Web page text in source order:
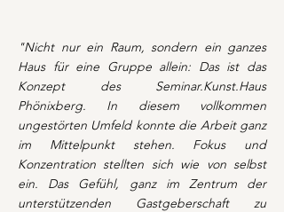
"Nicht nur ein Raum, sondern ein ganzes
Haus für eine Gruppe allein: Das ist das
Konzept des Seminar.Kunst.Haus
Phönixberg. In diesem vollkommen
ungestörten Umfeld konnte die Arbeit ganz
im Mittelpunkt stehen. Fokus und
Konzentration stellten sich wie von selbst
ein. Das Gefühl, ganz im Zentrum der
unterstützenden Gastgeberschaft zu